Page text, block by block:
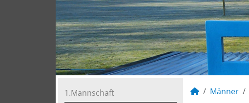
1.Mannschaft
Männer